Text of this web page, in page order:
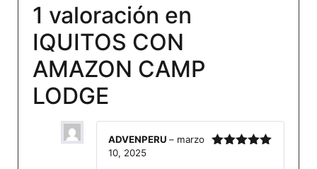
1 valoración en
IQUITOS CON
AMAZON CAMP
LODGE
ADVENPERU – marzo
10, 2025